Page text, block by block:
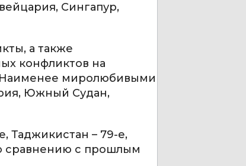
Сингапур,
а также
конфликтов на
Наименее миролюбивыми
Южный Судан,
Таджикистан – 79-е,
сравнению с прошлым